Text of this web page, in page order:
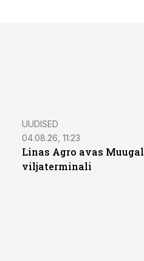
UUDISED
04.08.26, 11:23
Linas Agro avas Muugal
viljaterminali